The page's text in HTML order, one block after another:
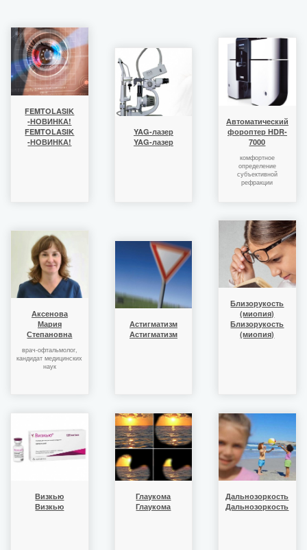
FEMTOLASIK
-НОВИНКА!
FEMTOLASIK
-НОВИНКА!
YAG-лазер
YAG-лазер
Автоматический
фороптер HDR-
7000
комфортное
определение
субъективной
рефракции
Аксенова
Мария
Степановна
врач-офтальмолог,
кандидат медицинских
наук
Астигматизм
Астигматизм
Близорукость
(миопия)
Близорукость
(миопия)
Визкью
Визкью
Глаукома
Глаукома
Дальнозоркость
Дальнозоркость